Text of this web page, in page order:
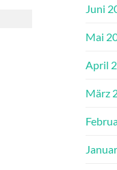
Juni
Mai
April
März